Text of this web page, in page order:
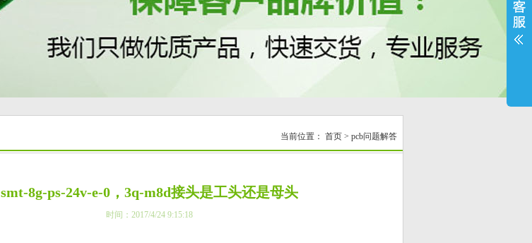
当前位置： 首页 > pcb问题解答
smt-8g-ps-24v-e-0，3q-m8d接头是工头还是母头
时间：2017/4/24 9:15:18